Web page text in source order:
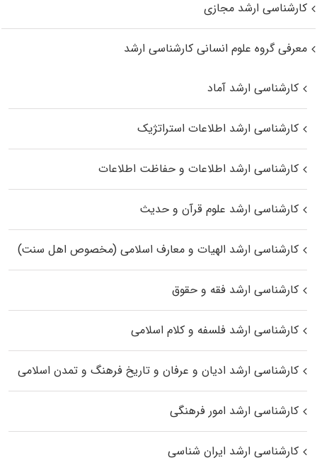
کارشناسی ارشد مجازی
معرفی گروه علوم انسانی کارشناسی ارشد
کارشناسی ارشد آماد
کارشناسی ارشد اطلاعات استراتژیک
کارشناسی ارشد اطلاعات و حفاظت اطلاعات
کارشناسی ارشد علوم قرآن و حدیث
کارشناسی ارشد الهیات و معارف اسلامی (مخصوص اهل سنت)
کارشناسی ارشد فقه و حقوق
کارشناسی ارشد فلسفه و کلام اسلامی
کارشناسی ارشد ادیان و عرفان و تاریخ فرهنگ و تمدن اسلامی
کارشناسی ارشد امور فرهنگی
کارشناسی ارشد ایران شناسی